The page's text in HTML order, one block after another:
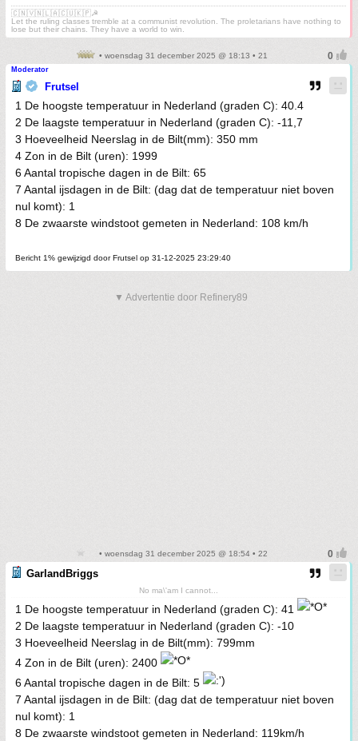
🇨🇳🇻🇳🇱🇦🇨🇺🇰🇵☭
Let the ruling classes tremble at a communist revolution. The proletarians have nothing to
lose but their chains. They have a world to win.
• woensdag 31 december 2025 @ 18:13 • 21
Moderator
Frutsel
1 De hoogste temperatuur in Nederland (graden C): 40.4
2 De laagste temperatuur in Nederland (graden C): -11,7
3 Hoeveelheid Neerslag in de Bilt(mm): 350 mm
4 Zon in de Bilt (uren): 1999
6 Aantal tropische dagen in de Bilt: 65
7 Aantal ijsdagen in de Bilt: (dag dat de temperatuur niet boven
nul komt): 1
8 De zwaarste windstoot gemeten in Nederland: 108 km/h
Bericht 1% gewijzigd door Frutsel op 31-12-2025 23:29:40
▼ Advertentie door Refinery89
• woensdag 31 december 2025 @ 18:54 • 22
GarlandBriggs
No ma\'am I cannot...
1 De hoogste temperatuur in Nederland (graden C): 41
2 De laagste temperatuur in Nederland (graden C): -10
3 Hoeveelheid Neerslag in de Bilt(mm): 799mm
4 Zon in de Bilt (uren): 2400
6 Aantal tropische dagen in de Bilt: 5
7 Aantal ijsdagen in de Bilt: (dag dat de temperatuur niet boven
nul komt): 1
8 De zwaarste windstoot gemeten in Nederland: 119km/h